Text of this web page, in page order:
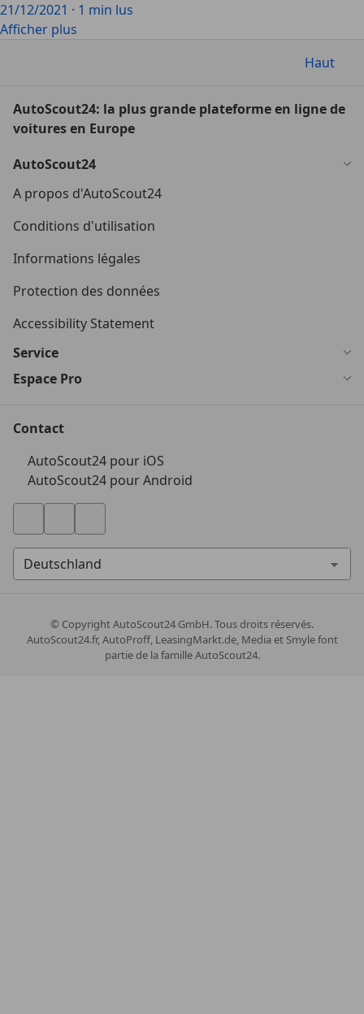
21/12/2021 · 1 min lus
Afficher plus
Haut
AutoScout24: la plus grande plateforme en ligne de
voitures en Europe
AutoScout24
A propos d'AutoScout24
Conditions d'utilisation
Informations légales
Protection des données
Accessibility Statement
Service
Espace Pro
Contact
AutoScout24 pour iOS
AutoScout24 pour Android
© CopyrightAutoScout24 GmbH. Tous droits réservés.
AutoScout24.fr, AutoProff, LeasingMarkt.de, Media et Smyle font
partie de la famille AutoScout24.